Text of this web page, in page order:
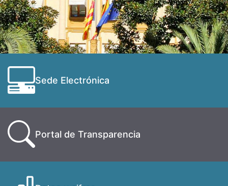
Sede Electrónica
Portal de Transparencia